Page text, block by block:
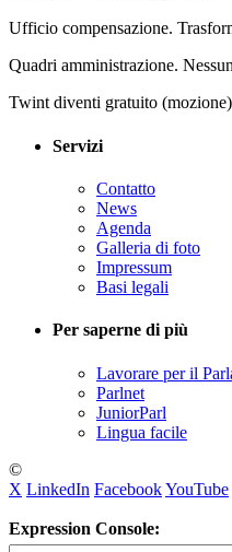
Ufficio compensazione.
Quadri amministrazione.
Twint diventi gratuito (mozione)
Servizi
Contatto
News
Agenda
Galleria di foto
Impressum
Basi legali
Per saperne di più
Lavorare per il
Parlnet
JuniorParl
Lingua facile
©
X LinkedIn FacebookYouTube
Expression Console: